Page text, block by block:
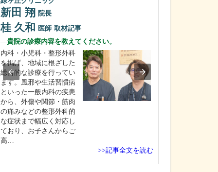
新田 翔 院長
桂 久和 医師 取材記事
貴院の診療内容を教えてください。
内科・小児科・整形外科
を掲げ、地域に根ざした
総合的な診療を行ってい
ます。風邪や生活習慣病
といった一般内科の疾患
から、外傷や関節・筋肉
の痛みなどの整形外科的
な症状まで幅広く対応し
ており、お子さんからご
高…
>>記事全文を読む